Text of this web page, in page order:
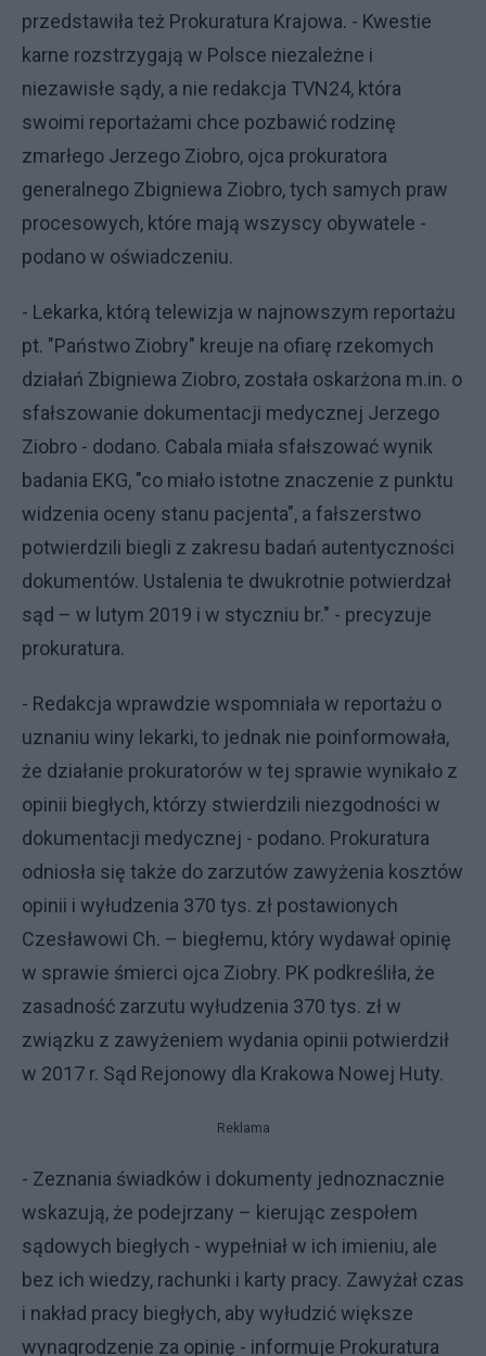
przedstawiła też Prokuratura Krajowa. - Kwestie
karne rozstrzygają w Polsce niezależne i
niezawisłe sądy, a nie redakcja TVN24, która
swoimi reportażami chce pozbawić rodzinę
zmarłego Jerzego Ziobro, ojca prokuratora
generalnego Zbigniewa Ziobro, tych samych praw
procesowych, które mają wszyscy obywatele -
podano w oświadczeniu.
- Lekarka, którą telewizja w najnowszym reportażu
pt. "Państwo Ziobry" kreuje na ofiarę rzekomych
działań Zbigniewa Ziobro, została oskarżona m.in. o
sfałszowanie dokumentacji medycznej Jerzego
Ziobro - dodano. Cabala miała sfałszować wynik
badania EKG, "co miało istotne znaczenie z punktu
widzenia oceny stanu pacjenta", a fałszerstwo
potwierdzili biegli z zakresu badań autentyczności
dokumentów. Ustalenia te dwukrotnie potwierdzał
sąd – w lutym 2019 i w styczniu br." - precyzuje
prokuratura.
- Redakcja wprawdzie wspomniała w reportażu o
uznaniu winy lekarki, to jednak nie poinformowała,
że działanie prokuratorów w tej sprawie wynikało z
opinii biegłych, którzy stwierdzili niezgodności w
dokumentacji medycznej - podano. Prokuratura
odniosła się także do zarzutów zawyżenia kosztów
opinii i wyłudzenia 370 tys. zł postawionych
Czesławowi Ch. – biegłemu, który wydawał opinię
w sprawie śmierci ojca Ziobry. PK podkreśliła, że
zasadność zarzutu wyłudzenia 370 tys. zł w
związku z zawyżeniem wydania opinii potwierdził
w 2017 r. Sąd Rejonowy dla Krakowa Nowej Huty.
Reklama
- Zeznania świadków i dokumenty jednoznacznie
wskazują, że podejrzany – kierując zespołem
sądowych biegłych - wypełniał w ich imieniu, ale
bez ich wiedzy, rachunki i karty pracy. Zawyżał czas
i nakład pracy biegłych, aby wyłudzić większe
wynagrodzenie za opinię - informuje Prokuratura